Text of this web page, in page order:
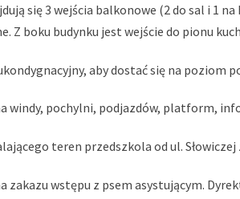
się 3 wejścia balkonowe (2 do sal i 1
Z boku budynku jest wejście do pionu
aby dostać się na poziom
windy, pochylni, podjazdów, platform,
teren przedszkola od ul.
zakazu wstępu z psem asystującym.